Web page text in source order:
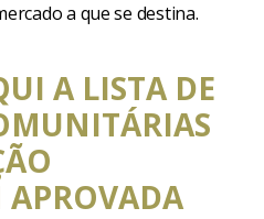
a que se destina.
A LISTA DE